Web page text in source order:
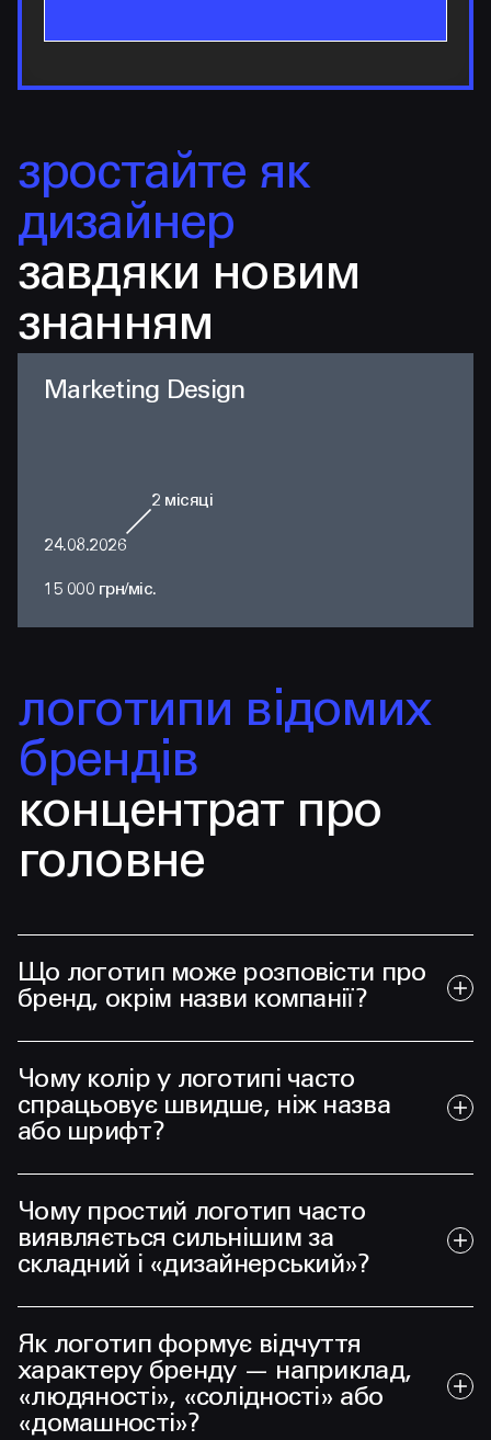
зростайте як
дизайнер
завдяки новим
знанням
Marketing Design
24.08.2026
2 місяці
15 000 грн/міс.
логотипи відомих
брендів
концентрат про
головне
Що логотип може розповісти про
бренд, окрім назви компанії?
Чому колір у логотипі часто
спрацьовує швидше, ніж назва
або шрифт?
Чому простий логотип часто
виявляється сильнішим за
складний і «дизайнерський»?
Як логотип формує відчуття
характеру бренду — наприклад,
«людяності», «солідності» або
«домашності»?